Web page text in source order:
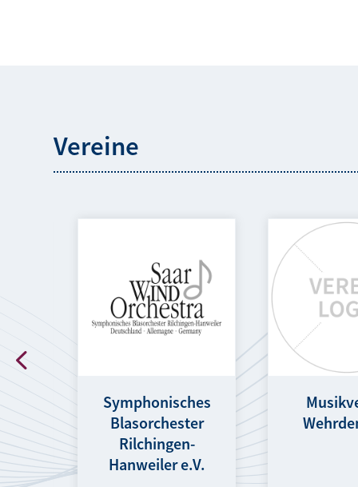
Vereine
Symphonisches
Blasorchester
Rilchingen-
Hanweiler e.V.